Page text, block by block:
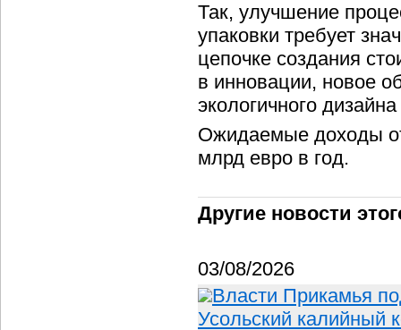
Так, улучшение
упаковки требует
цепочке создания
в инновации, новое
экологичного
Ожидаемые доходы
млрд евро в год.
Другие новости
03/08/2026
Власти Прикамья
Усольский